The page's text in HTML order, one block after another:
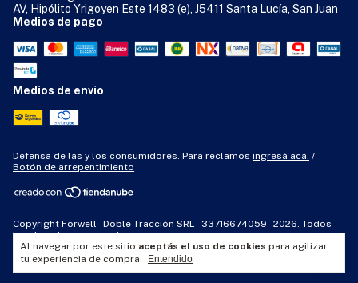
Al navegar por este sitio aceptás el uso de cookies para agilizar
tu experiencia de compra.
Entendido
AV, Hipólito Yrigoyen Este 1483 (e), J5411 Santa Lucía, San Juan
Medios de pago
Medios de envío
Defensa de las y los consumidores. Para reclamos ingresá acá. /
Botón de arrepentimiento
Copyright Forwell - Doble Tracción SRL - 33716674059 - 2026. Todos
los derechos reservados.